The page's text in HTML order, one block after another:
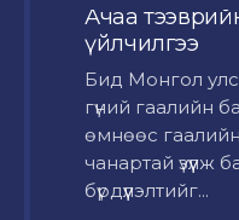
Ачаа
үйлчилгээ
Бид Монгол
гүний гаалийн
өмнөөс гаалийн
чанартай үзүүлж
бүрдүүлэлтийг...